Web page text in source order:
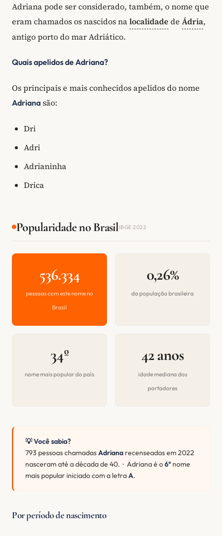
Adriana pode ser considerado, também, o nome que
eram chamados os nascidos nalocalidade de Ádria,
antigo porto do mar Adriático.
Quais apelidos de Adriana?
Os principais e mais conhecidos apelidos do nome
Adriana são:
Dri
Adri
Adrianinha
Drica
Popularidade no BrasilIBGE 2022
536.334
pessoas com este nome no
Brasil
0,26%
da população brasileira
34º
nome mais popular do país
42 anos
idade mediana dos
portadores
💡 Você sabia?
793 pessoas chamadasAdriana recenseadas em 2022
nasceram até a década de 40. · Adriana é o6º nome
mais popular iniciado com a letraA.
Por período de nascimento